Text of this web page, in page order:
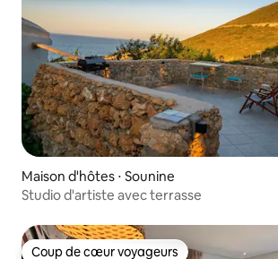
Maison d'hôtes ⋅ Sounine
Studio d'artiste avec terrasse
Coup de cœur voyageurs